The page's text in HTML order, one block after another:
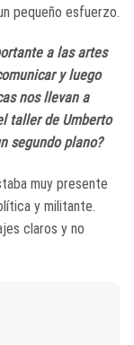
pequeño esfuerzo.
a las artes
y luego
nos llevan a
taller de Umberto
segundo plano?
muy presente
y militante.
claros y no